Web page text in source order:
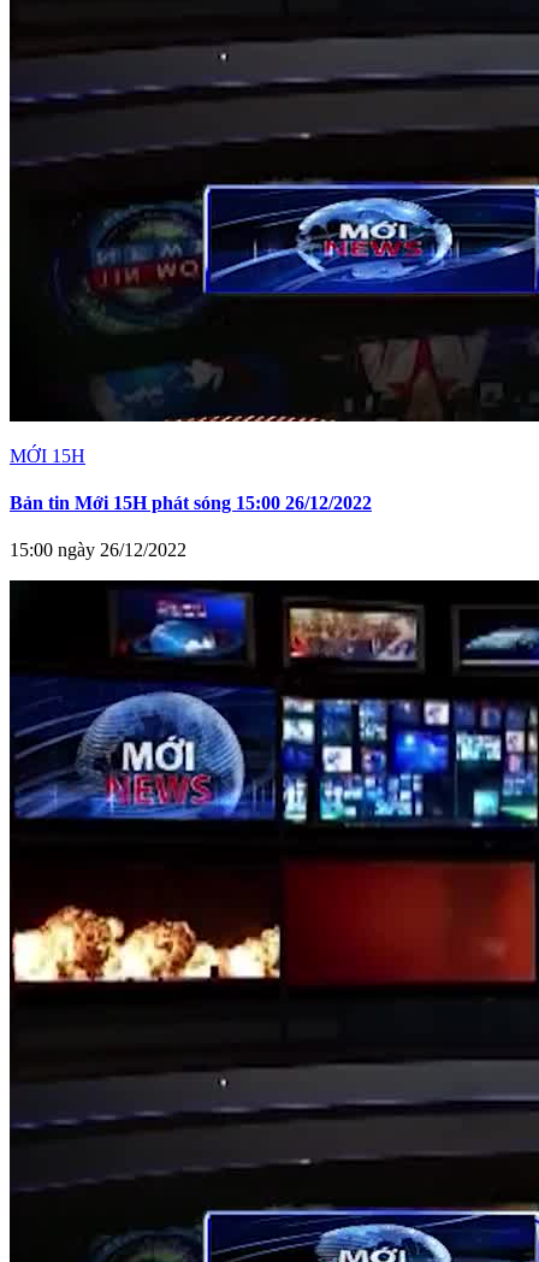
MỚI 15H
Bản tin Mới 15H phát sóng 15:00 26/12/2022
15:00 ngày 26/12/2022